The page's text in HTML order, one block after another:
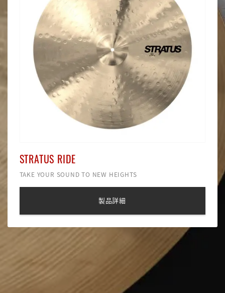
STRATUS RIDE
TAKE YOUR SOUND TO NEW HEIGHTS
製品詳細